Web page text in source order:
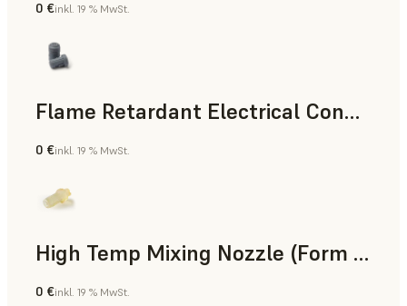
Standard
0 €inkl. 19 % MwSt.
Flame Retardant Electrical Connector (Form 4)
Technik
0 €inkl. 19 % MwSt.
High Temp Mixing Nozzle (Form 4)
Technik
0 €inkl. 19 % MwSt.